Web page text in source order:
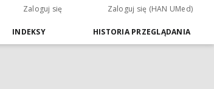
Zaloguj się Zaloguj się (HAN UMed)
INDEKSY HISTORIA PRZEGLĄDANIA